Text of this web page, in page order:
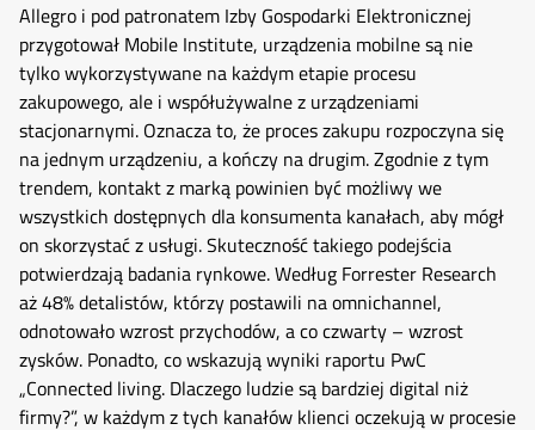
Allegro i pod patronatem Izby Gospodarki Elektronicznej
przygotował Mobile Institute, urządzenia mobilne są nie
tylko wykorzystywane na każdym etapie procesu
zakupowego, ale i współużywalne z urządzeniami
stacjonarnymi. Oznacza to, że proces zakupu rozpoczyna się
na jednym urządzeniu, a kończy na drugim. Zgodnie z tym
trendem, kontakt z marką powinien być możliwy we
wszystkich dostępnych dla konsumenta kanałach, aby mógł
on skorzystać z usługi. Skuteczność takiego podejścia
potwierdzają badania rynkowe. Według Forrester Research
aż 48% detalistów, którzy postawili na omnichannel,
odnotowało wzrost przychodów, a co czwarty – wzrost
zysków. Ponadto, co wskazują wyniki raportu PwC
„Connected living. Dlaczego ludzie są bardziej digital niż
firmy?”, w każdym z tych kanałów klienci oczekują w procesie